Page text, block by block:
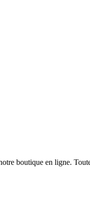
boutique en ligne.